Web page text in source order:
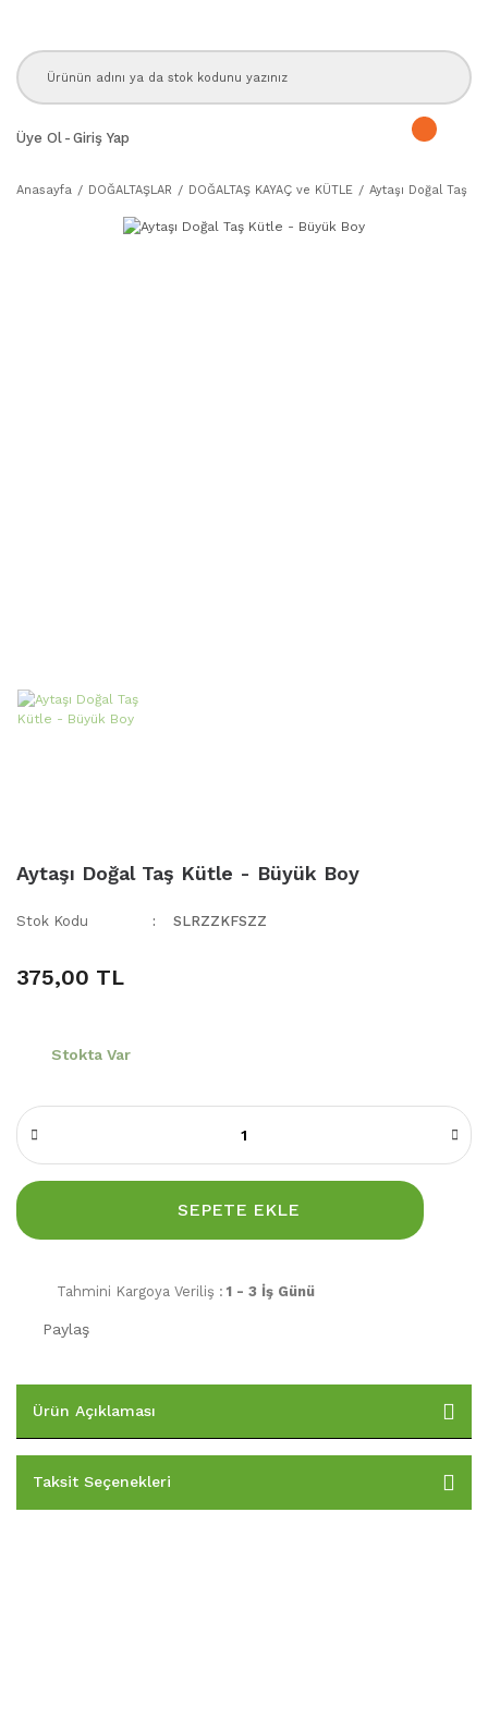
Üye Ol - Giriş Yap
Anasayfa DOĞALTAŞLAR DOĞALTAŞ KAYAÇ ve KÜTLE Aytaşı Doğal Taş
Aytaşı Doğal Taş Kütle - Büyük Boy
Stok Kodu SLRZZKFSZZ
375,00 TL
Stokta Var
SEPETE EKLE
Tahmini Kargoya Veriliş : 1 - 3 İş Günü
Paylaş
Ürün Açıklaması
Taksit Seçenekleri